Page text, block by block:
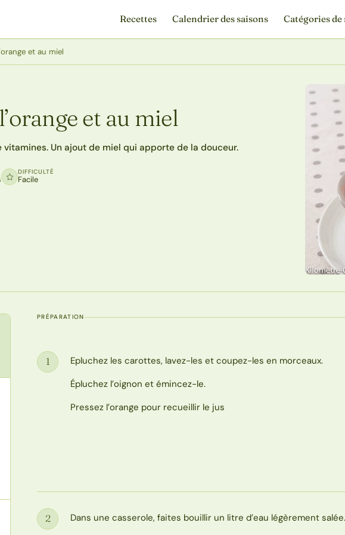
Recettes Calendrier des saisons Catégories
et au miel
et au miel
vitamines. Un ajout de miel qui apporte de la douceur.
DIFFICULTÉ
Facile
PRÉPARATION
Étape
1
Epluchez les carottes, lavez-les et coupez-les en morceaux.
Épluchez l’oignon et émincez-le.
Pressez l’orange pour recueillir le jus
Étape
2
Dans une casserole, faites bouillir un litre d’eau légèrement